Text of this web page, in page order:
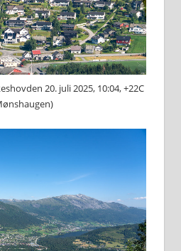
20. juli 2025, 10:04, +22C